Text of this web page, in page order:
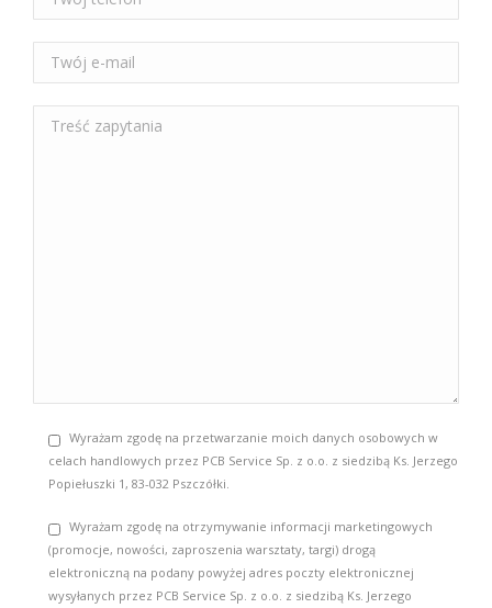
Wyrażam zgodę na przetwarzanie moich danych osobowych w
celach handlowych przez PCB Service Sp. z o.o. z siedzibą Ks. Jerzego
Popiełuszki 1, 83-032 Pszczółki.
Wyrażam zgodę na otrzymywanie informacji marketingowych
(promocje, nowości, zaproszenia warsztaty, targi) drogą
elektroniczną na podany powyżej adres poczty elektronicznej
wysyłanych przez PCB Service Sp. z o.o. z siedzibą Ks. Jerzego